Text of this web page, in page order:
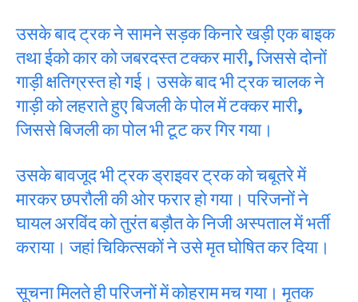
उसके बाद ट्रक ने सामने सड़क किनारे खड़ी एक बाइक
तथा ईको कार को जबरदस्त टक्कर मारी, जिससे दोनों
गाड़ी क्षतिग्रस्त हो गई। उसके बाद भी ट्रक चालक ने
गाड़ी को लहराते हुए बिजली के पोल में टक्कर मारी,
जिससे बिजली का पोल भी टूट कर गिर गया।
उसके बावजूद भी ट्रक ड्राइवर ट्रक को चबूतरे में
मारकर छपरौली की ओर फरार हो गया। परिजनों ने
घायल अरविंद को तुरंत बड़ौत के निजी अस्पताल में भर्ती
कराया। जहां चिकित्सकों ने उसे मृत घोषित कर दिया।
सूचना मिलते ही परिजनों में कोहराम मच गया। मृतक